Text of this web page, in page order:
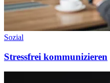
Sozial
Stressfrei kommunizieren